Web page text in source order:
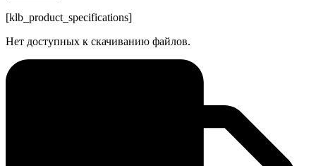
[klb_product_specifications]
Нет доступных к скачиванию файлов.